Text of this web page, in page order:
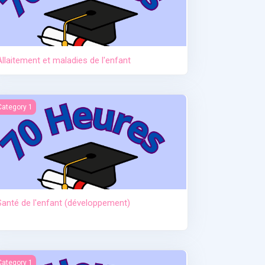
et maladies de l'enfant
de l'enfant (développement)
1
de l'enfant (développement)
et hypoglycémie
1